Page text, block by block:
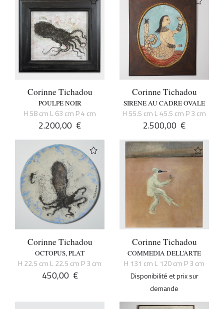
Corinne Tichadou
POULPE NOIR
H 58 cm L 63 cm P 4 cm
2.200,00 €
Corinne Tichadou
SIRENE AU CADRE OVALE
H 55.5 cm L 45.5 cm P 3 cm
2.500,00 €
Corinne Tichadou
OCTOPUS, PLAT
H 22.5 cm L 22.5 cm P 3 cm
450,00 €
Corinne Tichadou
COMMEDIA DELL’ARTE
H 131 cm L 120 cm P 3 cm
Disponibilité et prix sur
demande